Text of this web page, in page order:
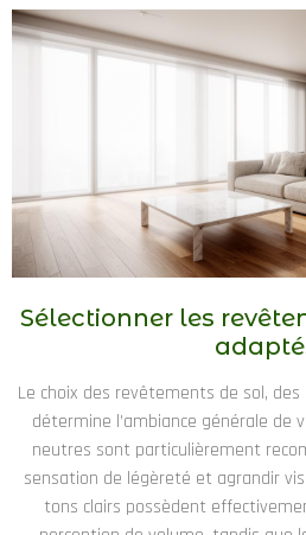
Sélectionner les
Le choix des revêtements de sol,
détermine l’ambiance générale de
neutres sont particulièrement
sensation de légèreté et agrandir
tons clairs possèdent